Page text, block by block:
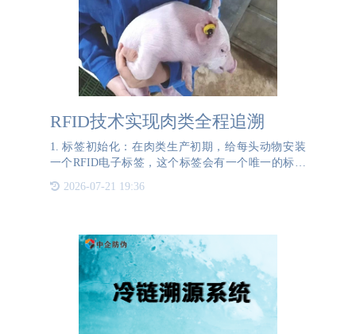
RFID技术实现肉类全程追溯
1. 标签初始化：在肉类生产初期，给每头动物安装
一个RFID电子标签，这个标签会有一个唯一的标识
码，用于后续的所有追溯操作。2. 数据录入：在养
殖、屠宰、加工等各个环节，使用RFID读写器记录
2026-07-21 19:36